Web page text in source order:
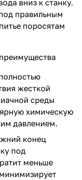
вниз к станку.
правильным
поросятам
жесткой
среды
химическую
давлением.
конец
под
меньше